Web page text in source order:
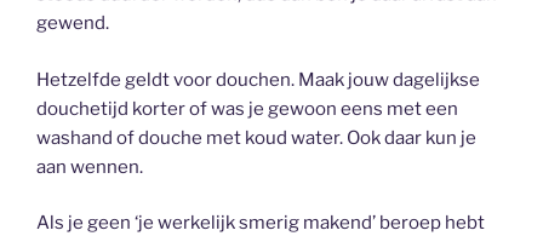
gewend.
Hetzelfde geldt voor douchen. Maak jouw dagelijkse
douchetijd korter of was je gewoon eens met een
washand of douche met koud water. Ook daar kun je
aan wennen.
Als je geen ‘je werkelijk smerig makend’ beroep hebt